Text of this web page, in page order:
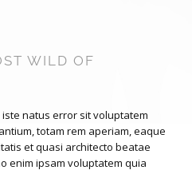
WILD OF
natus error sit voluptatem
totam rem aperiam, eaque
et quasi architecto beatae
enim ipsam voluptatem quia